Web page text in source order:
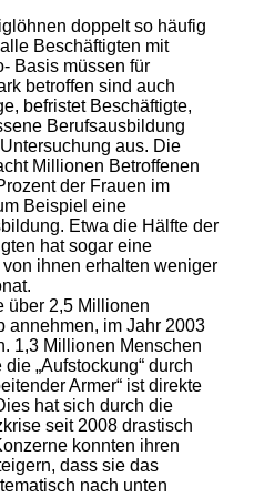
doppelt so häufig
Beschäftigten mit
Basis müssen für
betroffen sind auch
befristet Beschäftigte,
Berufsausbildung
aus. Die
Millionen Betroffenen
der Frauen im
Beispiel eine
Etwa die Hälfte der
hat sogar eine
ihnen erhalten weniger
über 2,5 Millionen
annehmen, im Jahr 2003
1,3 Millionen Menschen
„Aufstockung“ durch
Armer“ ist direkte
hat sich durch die
seit 2008 drastisch
konnten ihren
dass sie das
nach unten